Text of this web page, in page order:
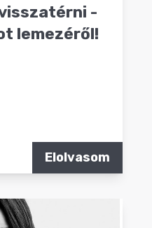
-
lemezéről!
Elolvasom